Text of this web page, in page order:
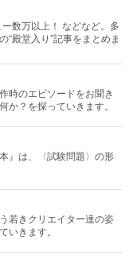
数万以上！ などなど。多
“殿堂入り”記事をまとめま
時のエピソードをお聞き
か？を探っていきます。
』は、〈試験問題〉の形
若きクリエイター達の姿
いきます。